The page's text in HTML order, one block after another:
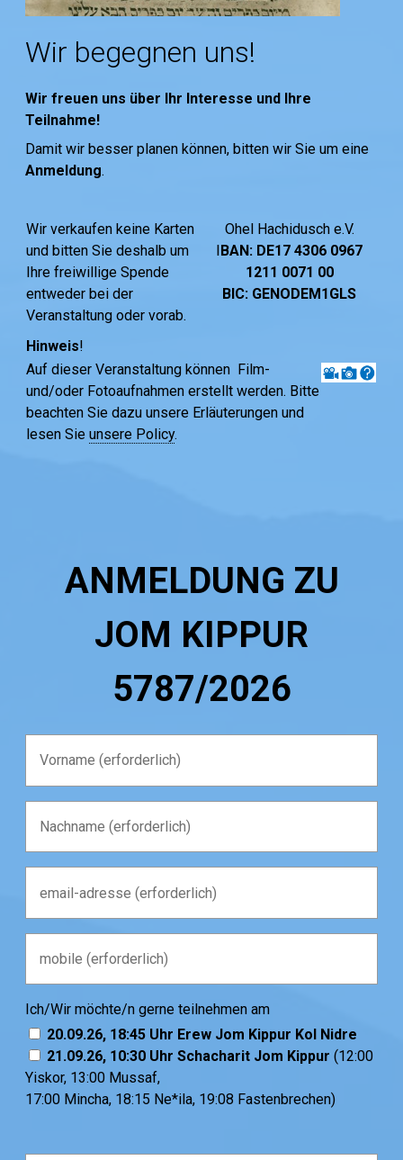
Wir begegnen uns!
Wir freuen uns über Ihr Interesse und Ihre
Teilnahme!
Damit wir besser planen können, bitten wir Sie um eine
Anmeldung.
Wir verkaufen keine Karten
und bitten Sie deshalb um
Ihre freiwillige Spende
entweder bei der
Veranstaltung oder vorab.
Ohel Hachidusch e.V.
IBAN: DE17 4306 0967
1211 0071 00
BIC: GENODEM1GLS
Hinweis!
Auf dieser Veranstaltung können Film-
und/oder Fotoaufnahmen erstellt werden. Bitte
beachten Sie dazu unsere Erläuterungen und
lesen Sieunsere Policy.
ANMELDUNG ZU
JOM KIPPUR
5787/2026
Ich/Wir möchte/n gerne teilnehmen am
20.09.26, 18:45 Uhr Erew Jom Kippur Kol Nidre
21.09.26, 10:30 Uhr Schacharit Jom Kippur (12:00
Yiskor, 13:00 Mussaf,
17:00 Mincha, 18:15 Ne*ila, 19:08 Fastenbrechen)